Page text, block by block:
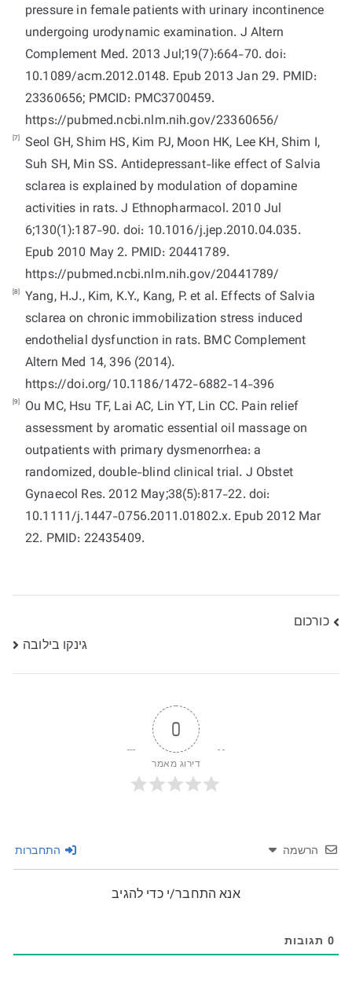
pressure in female patients with urinary incontinence
undergoing urodynamic examination. J Altern
Complement Med. 2013 Jul;19(7):664-70. doi:
10.1089/acm.2012.0148. Epub 2013 Jan 29. PMID:
23360656; PMCID: PMC3700459.
https://pubmed.ncbi.nlm.nih.gov/23360656/
[7] Seol GH, Shim HS, Kim PJ, Moon HK, Lee KH, Shim I,
Suh SH, Min SS. Antidepressant-like effect of Salvia
sclarea is explained by modulation of dopamine
activities in rats. J Ethnopharmacol. 2010 Jul
6;130(1):187-90. doi: 10.1016/j.jep.2010.04.035.
Epub 2010 May 2. PMID: 20441789.
https://pubmed.ncbi.nlm.nih.gov/20441789/
[8] Yang, H.J., Kim, K.Y., Kang, P. et al. Effects of Salvia
sclarea on chronic immobilization stress induced
endothelial dysfunction in rats. BMC Complement
Altern Med 14, 396 (2014).
https://doi.org/10.1186/1472-6882-14-396
[9]
Ou MC, Hsu TF, Lai AC, Lin YT, Lin CC. Pain relief
assessment by aromatic essential oil massage on
outpatients with primary dysmenorrhea: a
randomized, double-blind clinical trial. J Obstet
Gynaecol Res. 2012 May;38(5):817-22. doi:
10.1111/j.1447-0756.2011.01802.x. Epub 2012 Mar
22. PMID: 22435409.
ניווט
כורכום
גינקו בילובה
0
דירוג מאמר
הרשמה התחברות
אנא התחבר/י כדי להגיב
0 תגובות